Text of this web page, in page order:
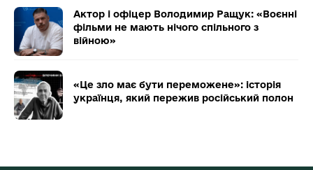
Актор і офіцер Володимир Ращук: «Воєнні
фільми не мають нічого спільного з
війною»
«Це зло має бути переможене»: історія
українця, який пережив російський полон